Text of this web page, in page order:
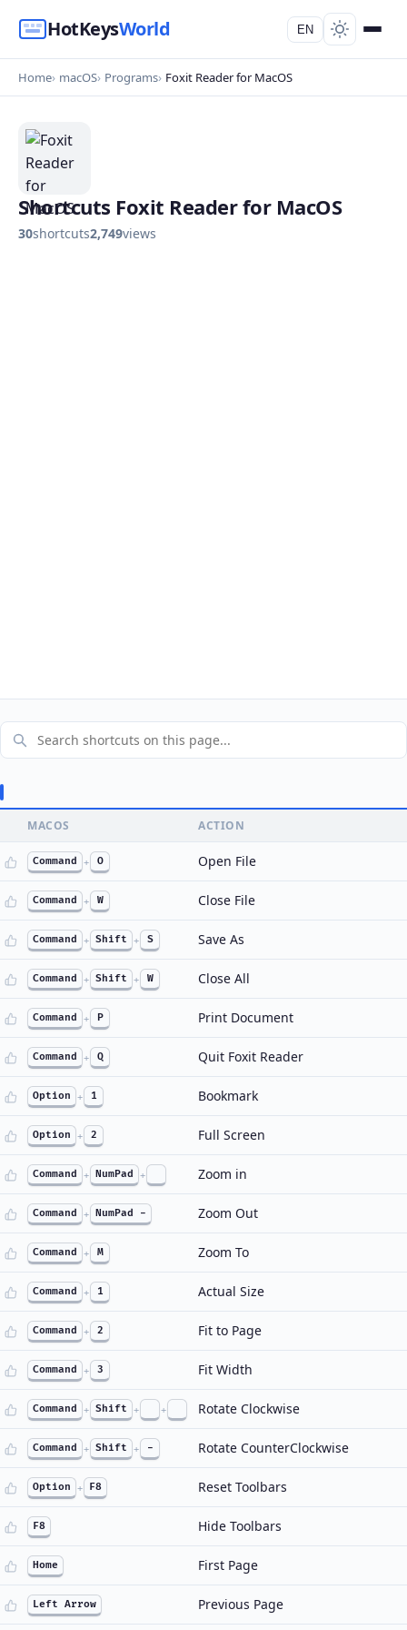
HotKeysWorld EN
Home macOS Programs Foxit Reader for MacOS
Shortcuts Foxit Reader for MacOS
30shortcuts2,749views
MACOS ACTION
Command + O Open File
Command + W Close File
Command + Shift + S Save As
Command + Shift + W Close All
Command + P Print Document
Command + Q Quit Foxit Reader
Option + 1 Bookmark
Option + 2 Full Screen
Command + NumPad + Zoom in
Command + NumPad - Zoom Out
Command + M Zoom To
Command + 1 Actual Size
Command + 2 Fit to Page
Command + 3 Fit Width
Command + Shift + + Rotate Clockwise
Command + Shift + - Rotate CounterClockwise
Option + F8 Reset Toolbars
F8 Hide Toolbars
Home First Page
Left Arrow Previous Page